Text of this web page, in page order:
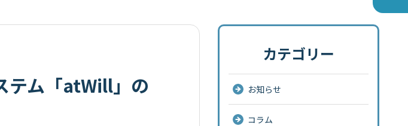
テム「atWill」の
カテゴリー
お知らせ
コラム